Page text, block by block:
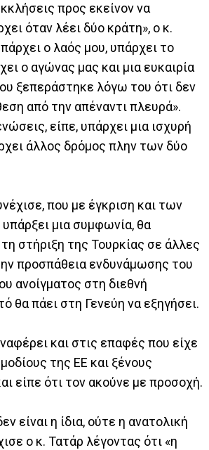
προς εκείνον να
όταν λέει δύο κράτη», ο κ.
ο λαός μου, υπάρχει το
ο αγώνας μας και μια ευκαιρία
ξεπεράστηκε λόγω του ότι δεν
από την απέναντι πλευρά».
είπε, υπάρχει μια ισχυρή
άλλος δρόμος πλην των δύο
που με έγκριση και των
μια συμφωνία, θα
στήριξη της Τουρκίας σε άλλες
προσπάθεια ενδυνάμωσης του
ανοίγματος στη διεθνή
θα πάει στη Γενεύη να εξηγήσει.
και στις επαφές που είχε
της ΕΕ και ξένους
είπε ότι τον ακούνε με προσοχή.
είναι η ίδια, ούτε η ανατολική
ο κ. Τατάρ λέγοντας ότι «η